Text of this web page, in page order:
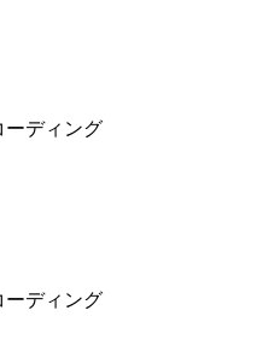
ーディング
ーディング